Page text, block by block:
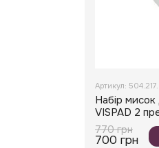
Артикул:
Набір мисок
VISPAD 2
770 грн
700 грн